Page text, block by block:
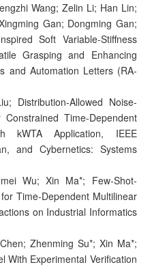
Wang; Zelin Li; Han Lin;
Gan; Dongming Gan;
Soft Variable-Stiffness
Grasping and Enhancing
and Automation Letters (RA-
Allowed Noise-
Time-Dependent
kWTA Application, IEEE
and Cybernetics: Systems
Wu; Xin Ma*; Few-Shot-
Time-Dependent Multilinear
on Industrial Informatics
Zhenming Su*; Xin Ma*;
With Experimental Verification